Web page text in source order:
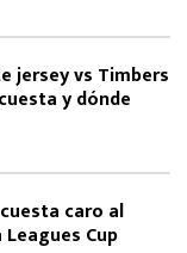
jersey vs Timbers
y dónde
caro al
Cup